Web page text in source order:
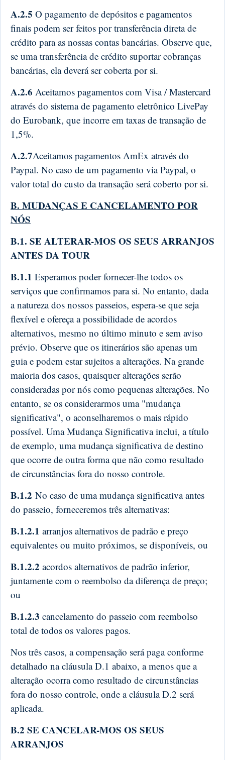
A.2.5 O pagamento de depósitos e pagamentos
finais podem ser feitos por transferência direta de
crédito para as nossas contas bancárias. Observe que,
se uma transferência de crédito suportar cobranças
bancárias, ela deverá ser coberta por si.
A.2.6 Aceitamos pagamentos com Visa / Mastercard
através do sistema de pagamento eletrônico LivePay
do Eurobank, que incorre em taxas de transação de
1,5%.
A.2.7Aceitamos pagamentos AmEx através do
Paypal. No caso de um pagamento via Paypal, o
valor total do custo da transação será coberto por si.
B. MUDANÇAS E CANCELAMENTO POR
NÓS
B.1. SE ALTERAR-MOS OS SEUS ARRANJOS
ANTES DA TOUR
B.1.1 Esperamos poder fornecer-lhe todos os
serviços que confirmamos para si. No entanto, dada
a natureza dos nossos passeios, espera-se que seja
flexível e ofereça a possibilidade de acordos
alternativos, mesmo no último minuto e sem aviso
prévio. Observe que os itinerários são apenas um
guia e podem estar sujeitos a alterações. Na grande
maioria dos casos, quaisquer alterações serão
consideradas por nós como pequenas alterações. No
entanto, se os considerarmos uma "mudança
significativa", o aconselharemos o mais rápido
possível. Uma Mudança Significativa inclui, a título
de exemplo, uma mudança significativa de destino
que ocorre de outra forma que não como resultado
de circunstâncias fora do nosso controle.
B.1.2 No caso de uma mudança significativa antes
do passeio, forneceremos três alternativas:
B.1.2.1 arranjos alternativos de padrão e preço
equivalentes ou muito próximos, se disponíveis, ou
B.1.2.2 acordos alternativos de padrão inferior,
juntamente com o reembolso da diferença de preço;
ou
B.1.2.3 cancelamento do passeio com reembolso
total de todos os valores pagos.
Nos três casos, a compensação será paga conforme
detalhado na cláusula D.1 abaixo, a menos que a
alteração ocorra como resultado de circunstâncias
fora do nosso controle, onde a cláusula D.2 será
aplicada.
B.2 SE CANCELAR-MOS OS SEUS
ARRANJOS